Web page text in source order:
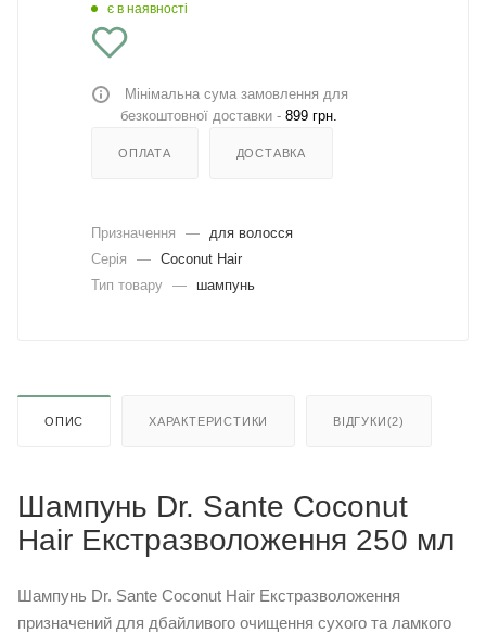
є в наявності
Мінімальна сума замовлення для
безкоштовної доставки - 899 грн.
ОПЛАТА ДОСТАВКА
Призначення —
для волосся
Серія
— Coconut Hair
Тип товару — шампунь
ОПИС ХАРАКТЕРИСТИКИ ВІДГУКИ(2)
Шампунь Dr. Sante Coconut
Hair Екстразволоження 250 мл
Шампунь Dr. Sante Coconut Hair Екстразволоження
призначений для дбайливого очищення сухого та ламкого